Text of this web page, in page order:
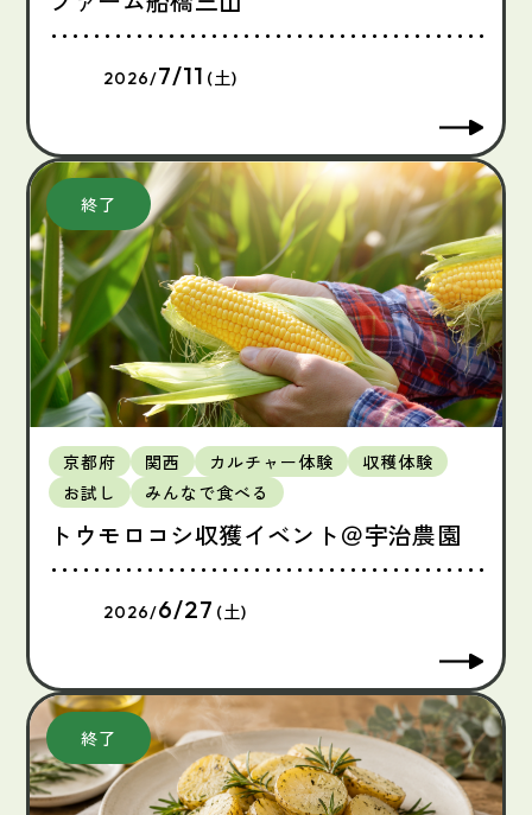
2026/7/11 (土)
京都府 関西 カルチャー体験
収穫体験
お試し
みんなで食べる
トウモロコシ収獲イベント＠宇治農園
2026/6/27 (土)